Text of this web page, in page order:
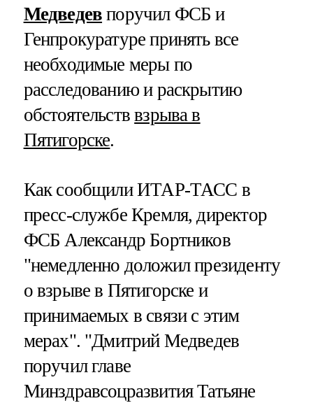
Медведев поручил ФСБ и
Генпрокуратуре принять все
необходимые меры по
расследованию и раскрытию
обстоятельстввзрыва в
Пятигорске.
Как сообщили ИТАР-ТАСС в
пресс-службе Кремля, директор
ФСБ Александр Бортников
"немедленно доложил президенту
о взрыве в Пятигорске и
принимаемых в связи с этим
мерах". "Дмитрий Медведев
поручил главе
Минздравсоцразвития Татьяне